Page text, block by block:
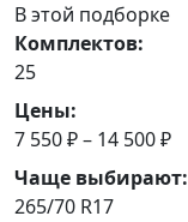
В этой подборке
Комплектов:
25
Цены:
7 550 ₽ – 14 500 ₽
Чаще выбирают:
265/70 R17